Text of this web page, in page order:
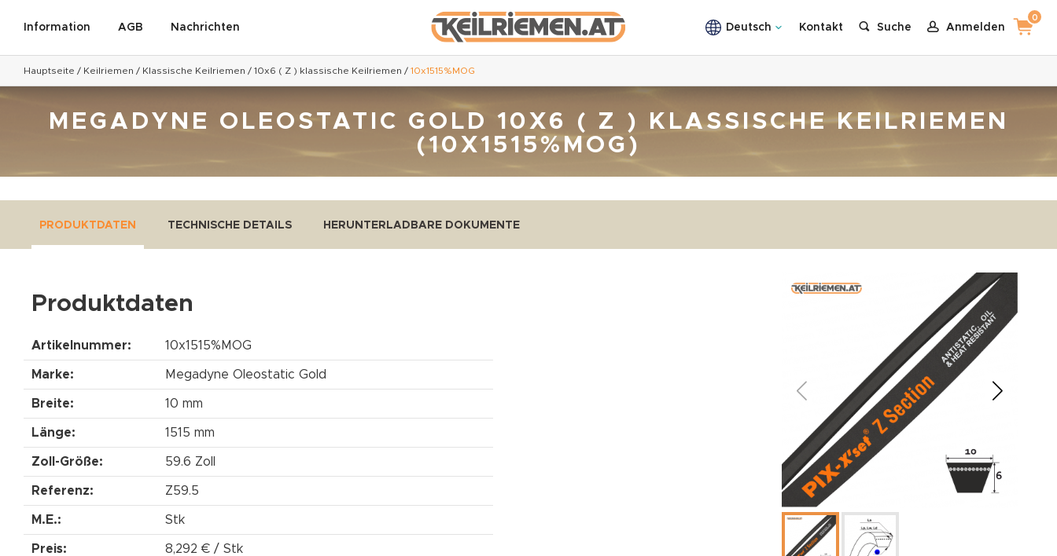
Information AGB Nachrichten Deutsch Kontakt Suche Anmelden
0
Hauptseite / Keilriemen / Klassische Keilriemen / 10x6 ( Z ) klassische Keilriemen / 10x1515%MOG
MEGADYNE OLEOSTATIC GOLD 10X6 ( Z ) KLASSISCHE KEILRIEMEN
(10X1515%MOG)
PRODUKTDATEN TECHNISCHE DETAILS HERUNTERLADBARE DOKUMENTE
Produktdaten
Artikelnummer: 10x1515%MOG
Marke: Megadyne Oleostatic Gold
Breite: 10 mm
Länge: 1515 mm
Zoll-Größe: 59.6 Zoll
Referenz: Z59.5
M.E.: Stk
Preis: 8,292 € / Stk